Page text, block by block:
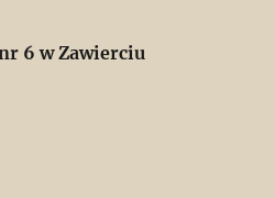
6 w Zawierciu